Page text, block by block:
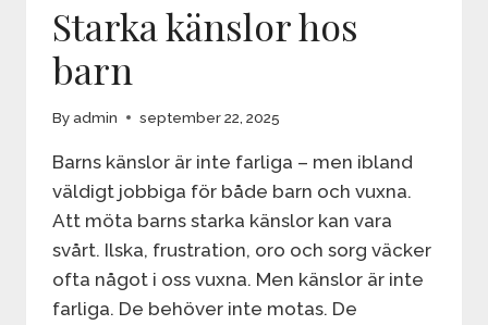
Starka känslor hos
barn
By admin september 22, 2025
Barns känslor är inte farliga – men ibland
väldigt jobbiga för både barn och vuxna.
Att möta barns starka känslor kan vara
svårt. Ilska, frustration, oro och sorg väcker
ofta något i oss vuxna. Men känslor är inte
farliga. De behöver inte motas. De